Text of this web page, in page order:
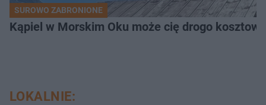
SUROWO ZABRONIONE
Kąpiel w Morskim Oku może cię drogo
LOKALNIE: